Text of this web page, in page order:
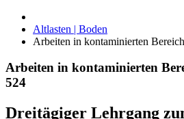
Altlasten | Boden
Arbeiten in kontaminierten
Arbeiten in kontaminierten
524
Dreitägiger Lehrgang